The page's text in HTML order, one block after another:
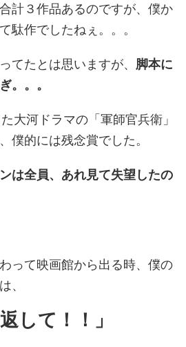
計３作品あるのですが、僕か
駄作でしたねぇ。。。
てたとは思いますが、 脚本に
。。。
大河ドラマの「軍師官兵衛」
僕的には残念賞でした。
は全員、あれ見て失望したの
って映画館から出る時、僕の
、
して！！」